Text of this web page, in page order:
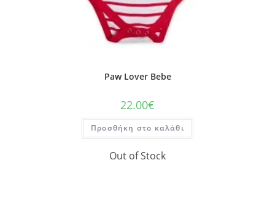
Paw Lover Bebe
22.00€
Προσθήκη στο καλάθι
Out of Stock